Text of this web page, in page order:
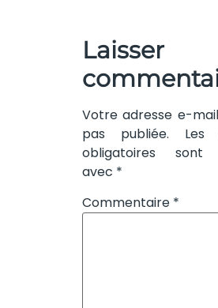
Votre adresse e-
pas publiée.
Les
obligatoires sont
avec *
Commentaire *